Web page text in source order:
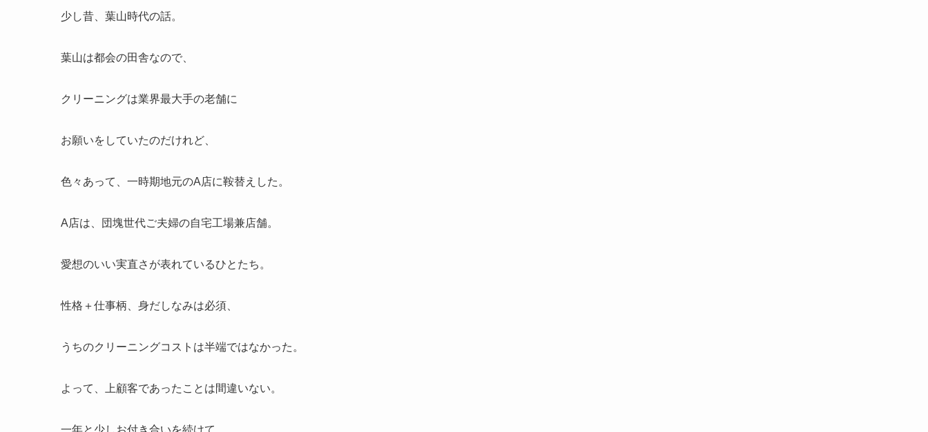
少し昔、葉山時代の話。
葉山は都会の田舎なので、
クリーニングは業界最大手の老舗に
お願いをしていたのだけれど、
色々あって、一時期地元のA店に鞍替えした。
A店は、団塊世代ご夫婦の自宅工場兼店舗。
愛想のいい実直さが表れているひとたち。
性格＋仕事柄、身だしなみは必須、
うちのクリーニングコストは半端ではなかった。
よって、上顧客であったことは間違いない。